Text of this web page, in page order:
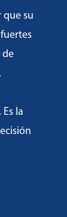
que su
de
la